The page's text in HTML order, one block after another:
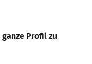
Profil zu